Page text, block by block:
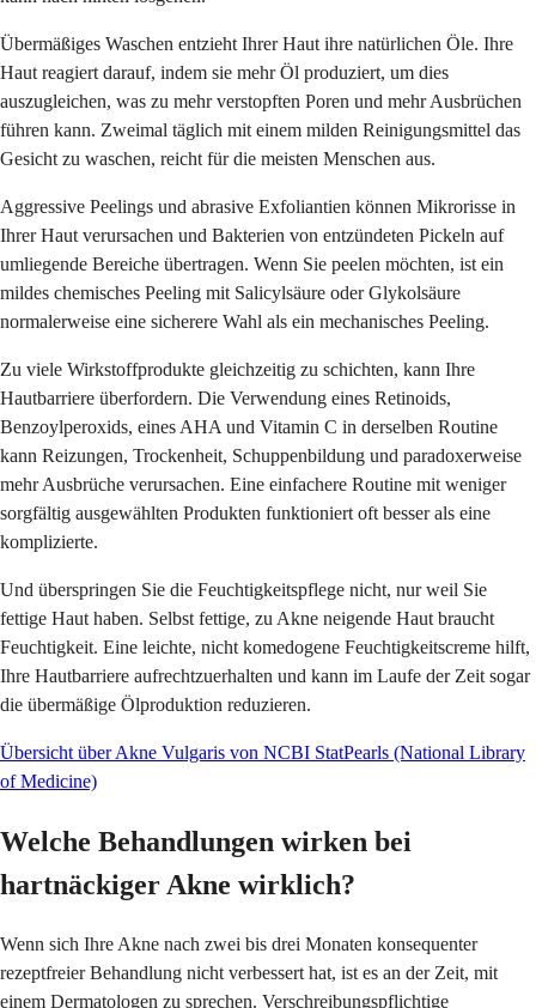
Übermäßiges Waschen entzieht Ihrer Haut ihre natürlichen Öle. Ihre
Haut reagiert darauf, indem sie mehr Öl produziert, um dies
auszugleichen, was zu mehr verstopften Poren und mehr Ausbrüchen
führen kann. Zweimal täglich mit einem milden Reinigungsmittel das
Gesicht zu waschen, reicht für die meisten Menschen aus.
Aggressive Peelings und abrasive Exfoliantien können Mikrorisse in
Ihrer Haut verursachen und Bakterien von entzündeten Pickeln auf
umliegende Bereiche übertragen. Wenn Sie peelen möchten, ist ein
mildes chemisches Peeling mit Salicylsäure oder Glykolsäure
normalerweise eine sicherere Wahl als ein mechanisches Peeling.
Zu viele Wirkstoffprodukte gleichzeitig zu schichten, kann Ihre
Hautbarriere überfordern. Die Verwendung eines Retinoids,
Benzoylperoxids, eines AHA und Vitamin C in derselben Routine
kann Reizungen, Trockenheit, Schuppenbildung und paradoxerweise
mehr Ausbrüche verursachen. Eine einfachere Routine mit weniger
sorgfältig ausgewählten Produkten funktioniert oft besser als eine
komplizierte.
Und überspringen Sie die Feuchtigkeitspflege nicht, nur weil Sie
fettige Haut haben. Selbst fettige, zu Akne neigende Haut braucht
Feuchtigkeit. Eine leichte, nicht komedogene Feuchtigkeitscreme hilft,
Ihre Hautbarriere aufrechtzuerhalten und kann im Laufe der Zeit sogar
die übermäßige Ölproduktion reduzieren.
Übersicht über Akne Vulgaris von NCBI StatPearls (National Library
of Medicine)
Welche Behandlungen wirken bei
hartnäckiger Akne wirklich?
Wenn sich Ihre Akne nach zwei bis drei Monaten konsequenter
rezeptfreier Behandlung nicht verbessert hat, ist es an der Zeit, mit
einem Dermatologen zu sprechen. Verschreibungspflichtige